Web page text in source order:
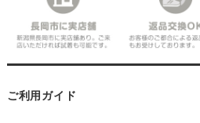
ご利用ガイド